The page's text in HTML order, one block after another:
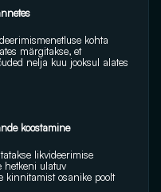
kohta
märgitakse, et
nelja kuu jooksul alates
koostamine
likvideerimise
hetkeni ulatuv
kinnitamist osanike poolt